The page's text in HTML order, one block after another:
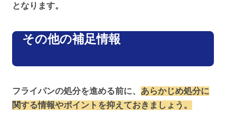
となります。
その他の補足情報
フライパンの処分を進める前に、 あらかじめ処分に
関する情報やポイントを抑えておきましょう。